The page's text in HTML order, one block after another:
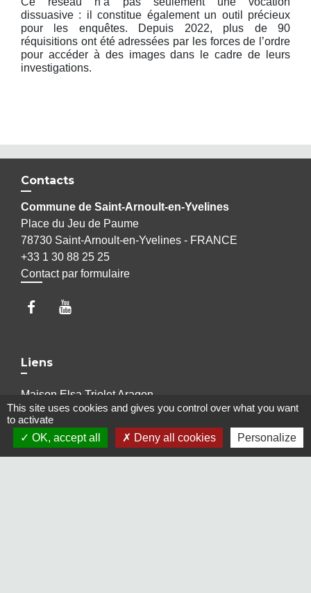
dissuasive : il constitue également un outil précieux
pour les enquêtes. Depuis 2022, plus de 90
réquisitions ont été adressées par les forces de l’ordre
pour accéder à des images dans le cadre de leurs
investigations.
Contacts
Commune de Saint-Arnoult-en-Yvelines
Place du Jeu de Paume
78730 Saint-Arnoult-en-Yvelines - FRANCE
+33 1 30 88 25 25
Contact par formulaire
Liens
Maison Elsa Triolet Aragon
Office du Tourisme
Médiathèque "Les yeux d'Elsa"
Le Cratère, salle de cinéma et de spectacles
This site uses cookies and gives you control over what you want
to activate
OK, accept all
Deny all cookies Personalize